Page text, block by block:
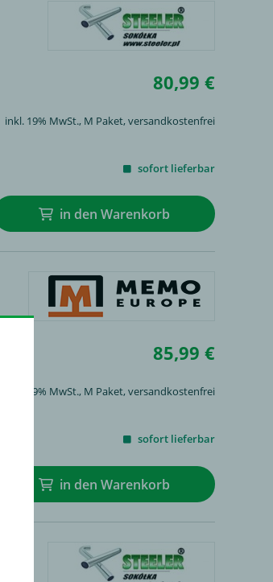
80,99 €
inkl. 19% MwSt., M Paket, versandkostenfrei
sofort lieferbar
in den Warenkorb
85,99 €
inkl. 19% MwSt., M Paket, versandkostenfrei
sofort lieferbar
in den Warenkorb